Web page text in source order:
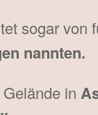
sogar
nannten.
in